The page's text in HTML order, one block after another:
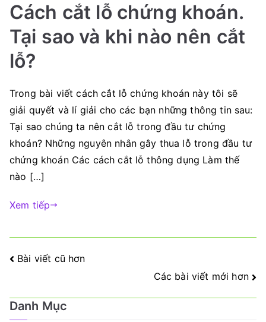
Cách cắt lỗ chứng khoán.
Tại sao và khi nào nên cắt
lỗ?
Trong bài viết cách cắt lỗ chứng khoán này tôi sẽ
giải quyết và lí giải cho các bạn những thông tin sau:
Tại sao chúng ta nên cắt lỗ trong đầu tư chứng
khoán? Những nguyên nhân gây thua lỗ trong đầu tư
chứng khoán Các cách cắt lỗ thông dụng Làm thế
nào […]
Xem tiếp
Điều
bài
Bài viết cũ hơn
Các bài viết mới hơn
Danh Mục